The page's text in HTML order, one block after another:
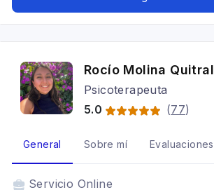
Rocío Molina Quitral
Psicoterapeuta
5.0
(77)
General Sobre mí Evaluaciones
Servicio Online